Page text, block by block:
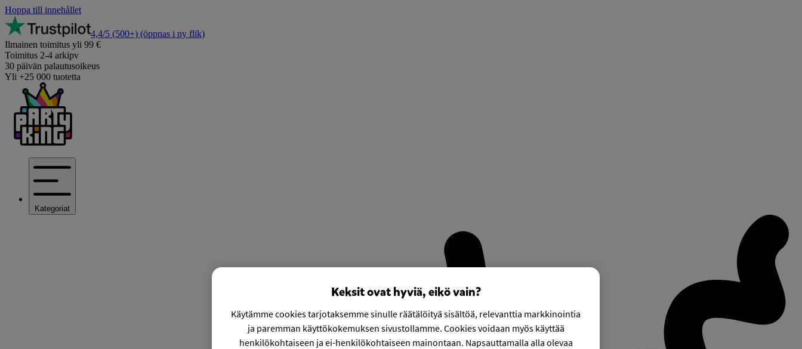
Hoppa till innehållet
4,4/5 (500+) (öppnas i ny flik)
Ilmainen toimitus yli 99 €
Toimitus 2-4 arkipv
30 päivän palautusoikeus
Yli +25 000 tuotetta
Kategoriat
Keksit ovat hyviä, eikö vain?
Käytämme cookies tarjotaksemme sinulle räätälöityä sisältöä, relevanttia markkinointia
ja paremman käyttökokemuksen sivustollamme. Cookies voidaan myös käyttää
henkilökohtaiseen ja ei-henkilökohtaiseen mainontaan. Napsauttamalla alla olevaa